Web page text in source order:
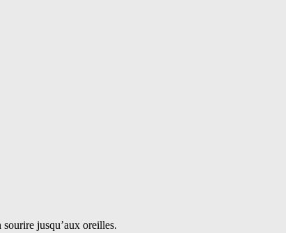
jusqu’aux oreilles.